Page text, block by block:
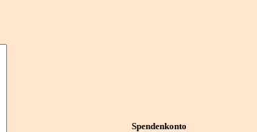
Spendenkonto